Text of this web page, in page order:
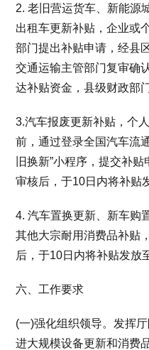
2. 老旧营运货车、新能源
出租车更新补贴，企业或
部门提出补贴申请，经县
交通运输主管部门复审确
达补贴资金，县级财政部
3.汽车报废更新补贴，个
前，通过登录全国汽车流
旧换新”小程序，提交补
审核后，于10日内将补贴
4. 汽车置换更新、新车购
其他大宗耐用消费品补贴
后，于10日内将补贴发放
六、工作要求
(一)强化组织领导。发挥
进大规模设备更新和消费